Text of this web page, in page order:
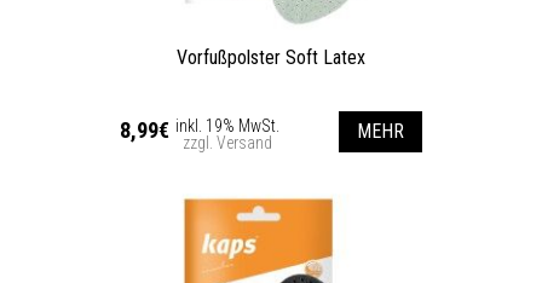
Vorfußpolster Soft Latex
8,99€ inkl. 19% MwSt.
zzgl. Versand
MEHR